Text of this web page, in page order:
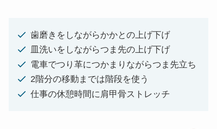
歯磨きをしながらかかとの上げ下げ
皿洗いをしながらつま先の上げ下げ
電車でつり革につかまりながらつま先立ち
2階分の移動までは階段を使う
仕事の休憩時間に肩甲骨ストレッチ